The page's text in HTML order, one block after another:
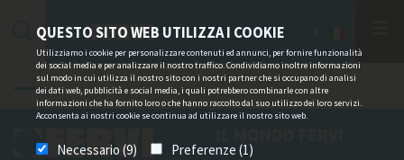
QUESTO SITO WEB UTILIZZA I COOKIE
Utilizziamo i cookie per personalizzare contenuti ed annunci, per fornire funzionalità
dei social media e per analizzare il nostro traffico. Condividiamo inoltre informazioni
sul modo in cui utilizza il nostro sito con i nostri partner che si occupano di analisi
dei dati web, pubblicità e social media, i quali potrebbero combinarle con altre
informazioni che ha fornito loro o che hanno raccolto dal suo utilizzo dei loro servizi.
Acconsenta ai nostri cookie se continua ad utilizzare il nostro sito web.
Necessario (9)
Preferenze (1)